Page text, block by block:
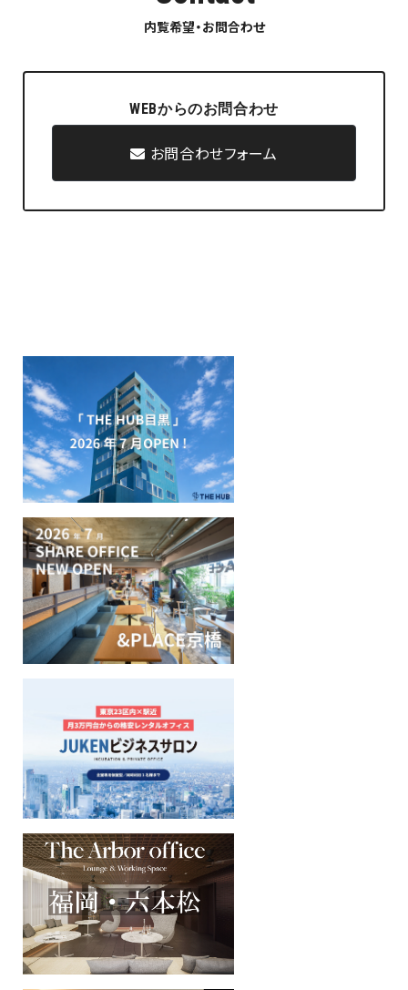
内覧希望・お問合わせ
WEBからのお問合わせ
お問合わせフォーム